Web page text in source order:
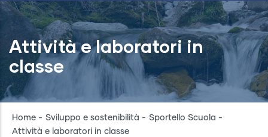
Attività e laboratori in
classe
Breadcrumb
Home - Sviluppo e sostenibilità - Sportello Scuola -
Attività e laboratori in classe